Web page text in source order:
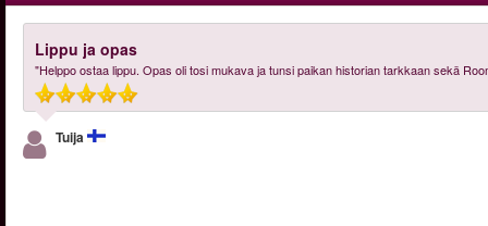
Lippu ja opas
"Helppo ostaa lippu. Opas oli tosi mukava ja tunsi paikan historian tarkkaan sekä
Tuija